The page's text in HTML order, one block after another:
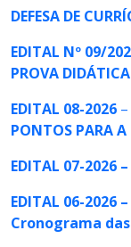
DEFESA DE
EDITAL Nº 09/
PROVA DIDÁTICA
EDITAL 08-2026 –
PONTOS PARA
EDITAL 07-2026
EDITAL 06-2026
Cronograma